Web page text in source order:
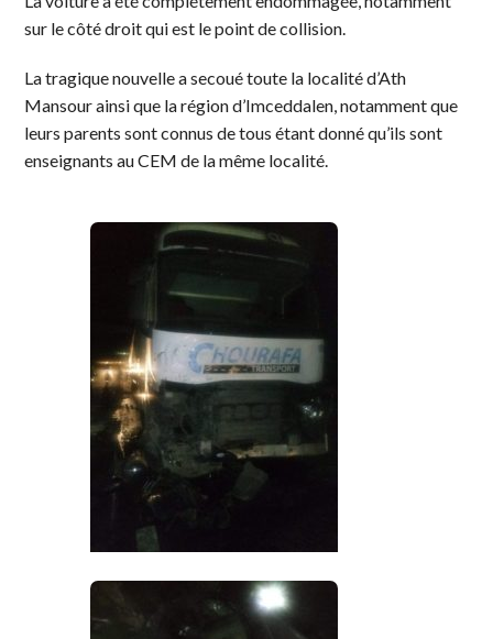
sur le côté droit qui est le point de collision.
La tragique nouvelle a secoué toute la localité d’Ath
Mansour ainsi que la région d’Imceddalen, notamment que
leurs parents sont connus de tous étant donné qu’ils sont
enseignants au CEM de la même localité.